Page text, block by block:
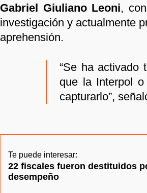
Gabriel Giuliano Leoni,
investigación y actualmente
aprehensión.
“Se ha activado
que la Interpol
capturarlo”,
Te puede interesar:
22 fiscales fueron destituidos
desempeño